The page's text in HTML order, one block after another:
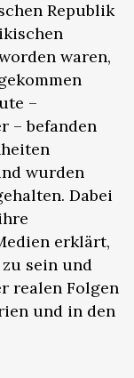
Republik
waren,
–
– befanden
wurden
Dabei
erklärt,
sein und
realen Folgen
und in den